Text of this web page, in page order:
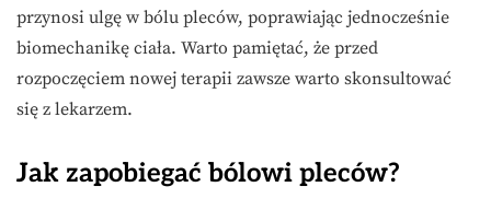
przynosi ulgę w bólu pleców, poprawiając jednocześnie
biomechanikę ciała. Warto pamiętać, że przed
rozpoczęciem nowej terapii zawsze warto skonsultować
się z lekarzem.
Jak zapobiegać bólowi pleców?